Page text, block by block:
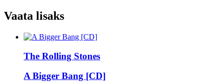
Vaata lisaks
The Rolling Stones
A Bigger Bang [CD]